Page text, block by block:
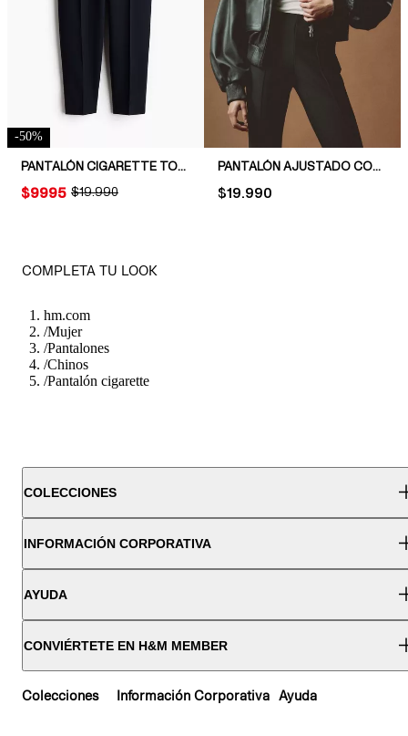
-50%
PANTALÓN CIGARETTE TOBILLERO
ORIGINAL PRICE:
$19.990
PRICE:
$9995
PANTALÓN AJUSTADO CON RAYA
PRICE:
$19.990
COMPLETA TU LOOK
hm.com
/Mujer
/Pantalones
/Chinos
/Pantalón cigarette
COLECCIONES
INFORMACIÓN CORPORATIVA
AYUDA
CONVIÉRTETE EN H&M MEMBER
Colecciones Información Corporativa Ayuda